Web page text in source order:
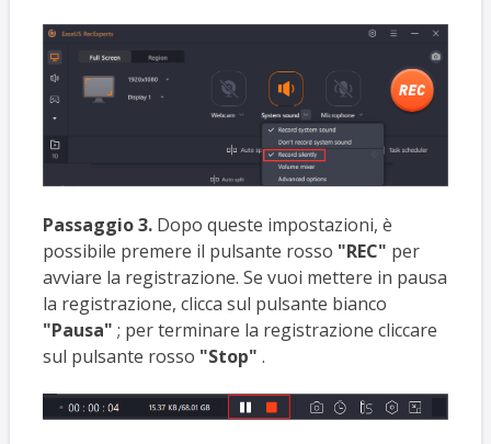
Passaggio 3.Dopo queste impostazioni, è
possibile premere il pulsante rosso "REC" per
avviare la registrazione. Se vuoi mettere in pausa
la registrazione, clicca sul pulsante bianco
"Pausa" ; per terminare la registrazione cliccare
sul pulsante rosso "Stop" .